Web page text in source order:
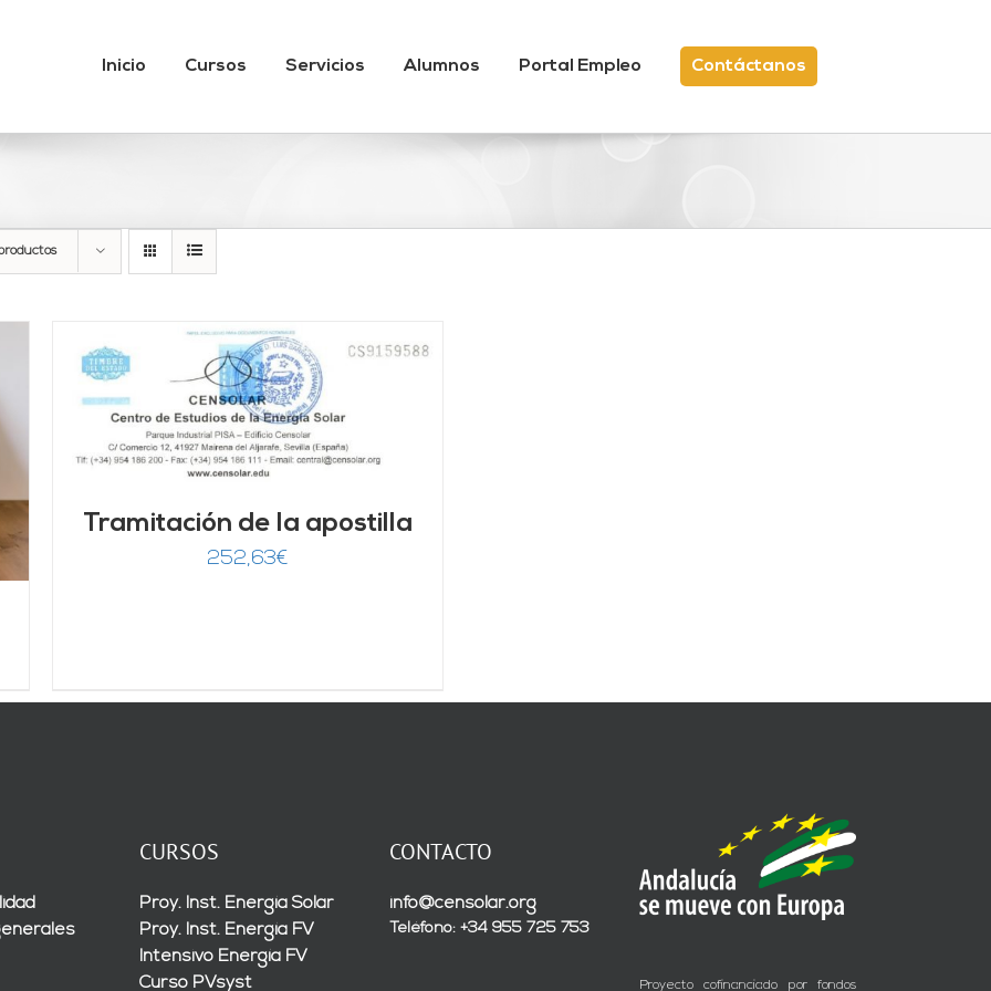
Inicio Cursos Servicios Alumnos Portal Empleo Contáctanos
Tramitación de la apostilla
252,63€
CURSOS
Proy. Inst. Energía Solar
Proy. Inst. Energía FV
Intensivo Energía FV
Curso PVsyst
CONTACTO
info@censolar.org
Teléfono: +34 955 725 753
Proyecto cofinanciado por fondos